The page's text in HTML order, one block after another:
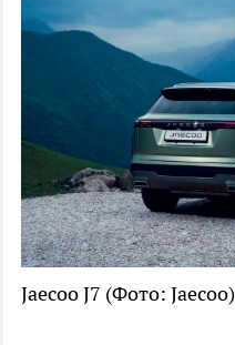
Jaecoo J7 (Фото: Jaecoo)